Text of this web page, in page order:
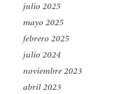
julio 2025
mayo 2025
febrero 2025
julio 2024
noviembre 2023
abril 2023